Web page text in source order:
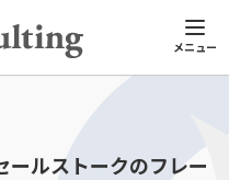
メニュー
ジ 営業の
ールストークのフレー